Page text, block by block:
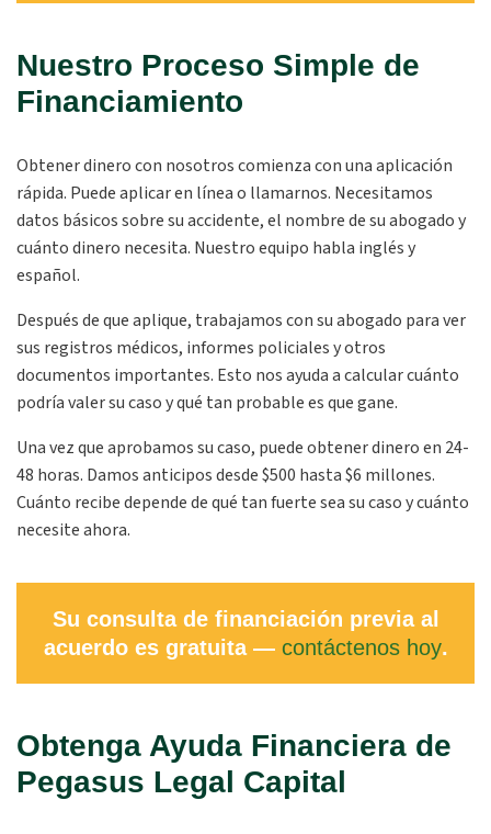
Nuestro Proceso Simple de
Financiamiento
Obtener dinero con nosotros comienza con una aplicación
rápida. Puede aplicar en línea o llamarnos. Necesitamos
datos básicos sobre su accidente, el nombre de su abogado y
cuánto dinero necesita. Nuestro equipo habla inglés y
español.
Después de que aplique, trabajamos con su abogado para ver
sus registros médicos, informes policiales y otros
documentos importantes. Esto nos ayuda a calcular cuánto
podría valer su caso y qué tan probable es que gane.
Una vez que aprobamos su caso, puede obtener dinero en 24-
48 horas. Damos anticipos desde $500 hasta $6 millones.
Cuánto recibe depende de qué tan fuerte sea su caso y cuánto
necesite ahora.
Su consulta de financiación previa al
acuerdo es gratuita — contáctenos hoy.
Obtenga Ayuda Financiera de
Pegasus Legal Capital